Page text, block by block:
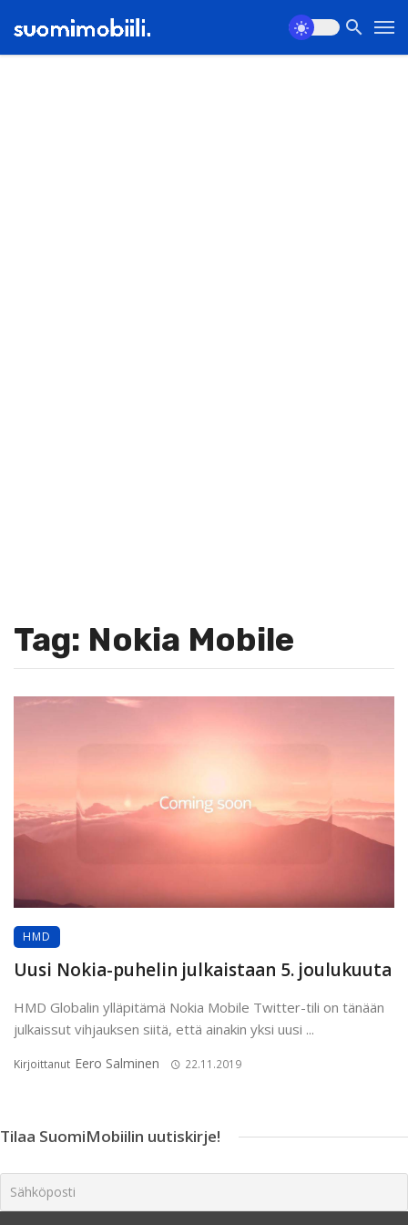
Tag: Nokia Mobile
HMD
Uusi Nokia-puhelin julkaistaan 5. joulukuuta
HMD Globalin ylläpitämä Nokia Mobile Twitter-tili on tänään
julkaissut vihjauksen siitä, että ainakin yksi uusi ...
Kirjoittanut Eero Salminen 22.11.2019
Tilaa SuomiMobiilin uutiskirje!